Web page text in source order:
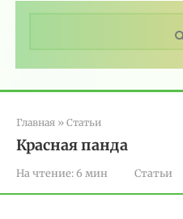
Главная » Статьи
Красная панда
На чтение:6 мин Статьи